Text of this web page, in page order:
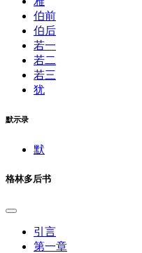
伯前
伯后
若一
若二
若三
犹
默示录
默
格林多后书
引言
第一章